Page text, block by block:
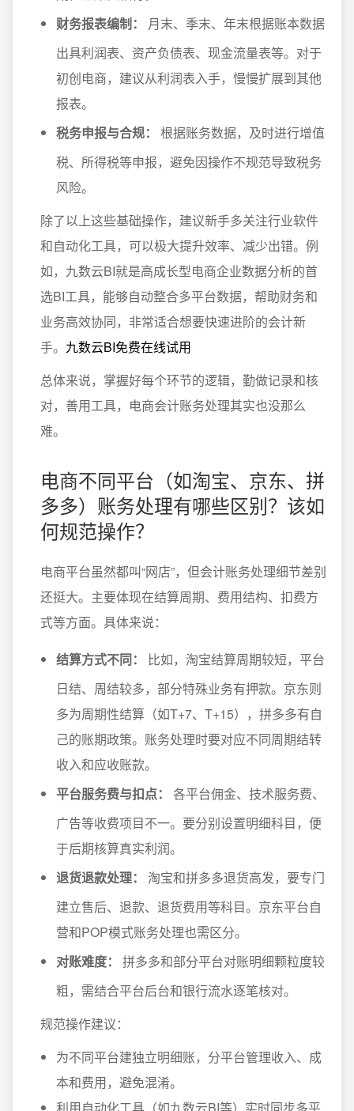
财务报表编制：
月末、季末、年末根据账本数据
出具利润表、资产负债表、现金流量表等。对于
初创电商，建议从利润表入手，慢慢扩展到其他
报表。
税务申报与合规：
根据账务数据，及时进行增值
税、所得税等申报，避免因操作不规范导致税务
风险。
除了以上这些基础操作，建议新手多关注行业软件
和自动化工具，可以极大提升效率、减少出错。例
如，九数云BI就是高成长型电商企业数据分析的首
选BI工具，能够自动整合多平台数据，帮助财务和
业务高效协同，非常适合想要快速进阶的会计新
手。 九数云BI免费在线试用
总体来说，掌握好每个环节的逻辑，勤做记录和核
对，善用工具，电商会计账务处理其实也没那么
难。
电商不同平台（如淘宝、京东、拼
多多）账务处理有哪些区别？该如
何规范操作？
电商平台虽然都叫“网店”，但会计账务处理细节差别
还挺大。主要体现在结算周期、费用结构、扣费方
式等方面。具体来说：
结算方式不同：
比如，淘宝结算周期较短，平台
日结、周结较多，部分特殊业务有押款。京东则
多为周期性结算（如T+7、T+15），拼多多有自
己的账期政策。账务处理时要对应不同周期结转
收入和应收账款。
平台服务费与扣点：
各平台佣金、技术服务费、
广告等收费项目不一。要分别设置明细科目，便
于后期核算真实利润。
退货退款处理：
淘宝和拼多多退货高发，要专门
建立售后、退款、退货费用等科目。京东平台自
营和POP模式账务处理也需区分。
对账难度：
拼多多和部分平台对账明细颗粒度较
粗，需结合平台后台和银行流水逐笔核对。
规范操作建议：
为不同平台建独立明细账，分平台管理收入、成
本和费用，避免混淆。